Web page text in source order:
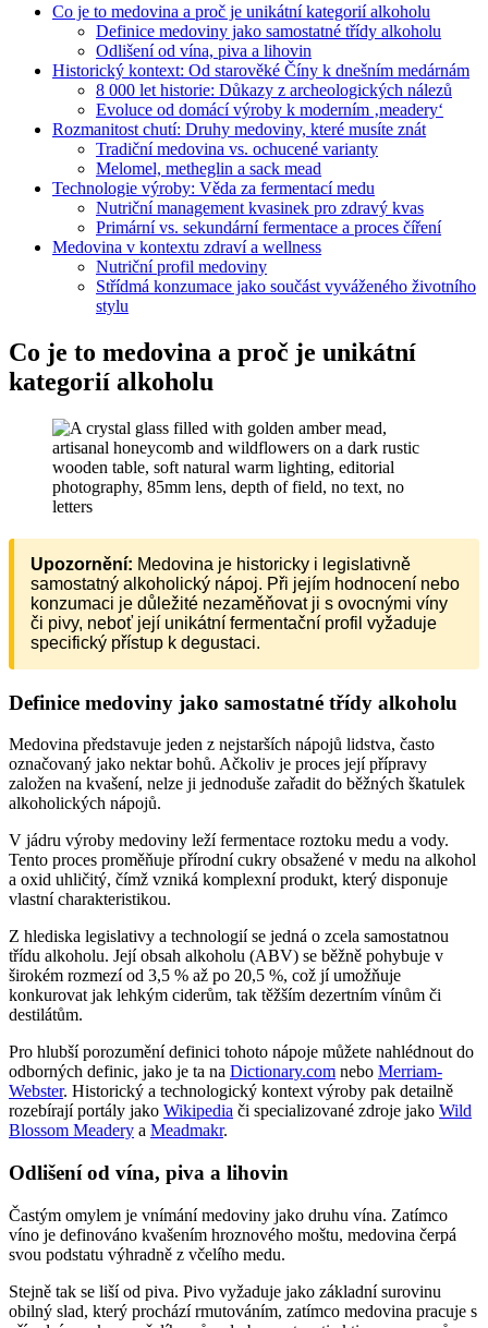
Co je to medovina a proč je unikátní kategorií alkoholu
Definice medoviny jako samostatné třídy alkoholu
Odlišení od vína, piva a lihovin
Historický kontext: Od starověké Číny k dnešním medárnám
8 000 let historie: Důkazy z archeologických nálezů
Evoluce od domácí výroby k moderním ‚meadery‘
Rozmanitost chutí: Druhy medoviny, které musíte znát
Tradiční medovina vs. ochucené varianty
Melomel, metheglin a sack mead
Technologie výroby: Věda za fermentací medu
Nutriční management kvasinek pro zdravý kvas
Primární vs. sekundární fermentace a proces číření
Medovina v kontextu zdraví a wellness
Nutriční profil medoviny
Střídmá konzumace jako součást vyváženého životního
stylu
Co je to medovina a proč je unikátní
kategorií alkoholu
Upozornění: Medovina je historicky i legislativně
samostatný alkoholický nápoj. Při jejím hodnocení nebo
konzumaci je důležité nezaměňovat ji s ovocnými víny
či pivy, neboť její unikátní fermentační profil vyžaduje
specifický přístup k degustaci.
Definice medoviny jako samostatné třídy alkoholu
Medovina představuje jeden z nejstarších nápojů lidstva, často
označovaný jako nektar bohů. Ačkoliv je proces její přípravy
založen na kvašení, nelze ji jednoduše zařadit do běžných škatulek
alkoholických nápojů.
V jádru výroby medoviny leží fermentace roztoku medu a vody.
Tento proces proměňuje přírodní cukry obsažené v medu na alkohol
a oxid uhličitý, čímž vzniká komplexní produkt, který disponuje
vlastní charakteristikou.
Z hlediska legislativy a technologií se jedná o zcela samostatnou
třídu alkoholu. Její obsah alkoholu (ABV) se běžně pohybuje v
širokém rozmezí od 3,5 % až po 20,5 %, což jí umožňuje
konkurovat jak lehkým ciderům, tak těžším dezertním vínům či
destilátům.
Pro hlubší porozumění definici tohoto nápoje můžete nahlédnout do
odborných definic, jako je ta na Dictionary.com nebo Merriam-
Webster. Historický a technologický kontext výroby pak detailně
rozebírají portály jako Wikipedia či specializované zdroje jako Wild
Blossom Meadery a Meadmakr.
Odlišení od vína, piva a lihovin
Častým omylem je vnímání medoviny jako druhu vína. Zatímco
víno je definováno kvašením hroznového moštu, medovina čerpá
svou podstatu výhradně z včelího medu.
Stejně tak se liší od piva. Pivo vyžaduje jako základní surovinu
obilný slad, který prochází rmutováním, zatímco medovina pracuje s